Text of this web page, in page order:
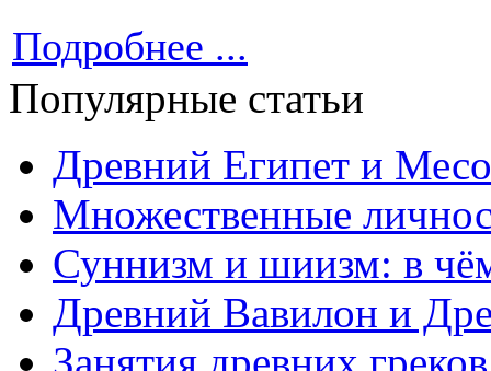
Подробнее ...
Популярные статьи
Древний Египет и
Множественные
Суннизм и шиизм: в
Древний Вавилон и
Занятия древних греков